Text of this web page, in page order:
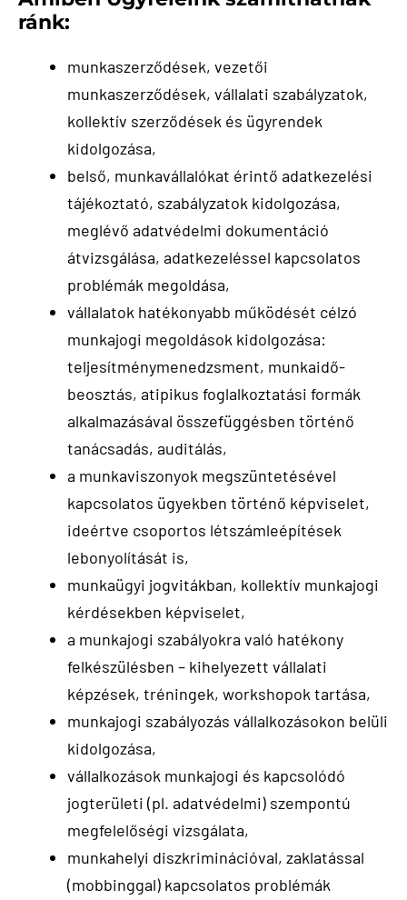
ránk:
munkaszerződések, vezetői
munkaszerződések, vállalati szabályzatok,
kollektív szerződések és ügyrendek
kidolgozása,
belső, munkavállalókat érintő adatkezelési
tájékoztató, szabályzatok kidolgozása,
meglévő adatvédelmi dokumentáció
átvizsgálása, adatkezeléssel kapcsolatos
problémák megoldása,
vállalatok hatékonyabb működését célzó
munkajogi megoldások kidolgozása:
teljesítménymenedzsment, munkaidő-
beosztás, atipikus foglalkoztatási formák
alkalmazásával összefüggésben történő
tanácsadás, auditálás,
a munkaviszonyok megszüntetésével
kapcsolatos ügyekben történő képviselet,
ideértve csoportos létszámleépítések
lebonyolítását is,
munkaügyi jogvitákban, kollektív munkajogi
kérdésekben képviselet,
a munkajogi szabályokra való hatékony
felkészülésben – kihelyezett vállalati
képzések, tréningek, workshopok tartása,
munkajogi szabályozás vállalkozásokon belüli
kidolgozása,
vállalkozások munkajogi és kapcsolódó
jogterületi (pl. adatvédelmi) szempontú
megfelelőségi vizsgálata,
munkahelyi diszkriminációval, zaklatással
(mobbinggal) kapcsolatos problémák